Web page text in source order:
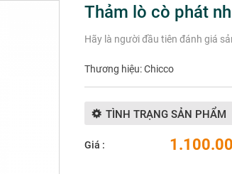
Thảm lò cò phát
Hãy là người đầu tiên đánh giá
Thương hiệu:Chicco
TÌNH TRẠNG SẢN PHẨM
Giá :